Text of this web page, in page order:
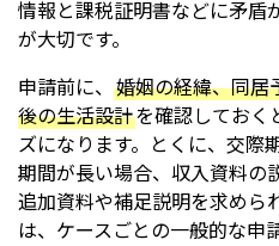
情報と課税証明書などに矛盾
が大切です。
申請前に、 婚姻の経緯、同居
後の生活設計を確認しておく
ズになります。とくに、交際
期間が長い場合、収入資料の
追加資料や補足説明を求めら
は、ケースごとの一般的な申